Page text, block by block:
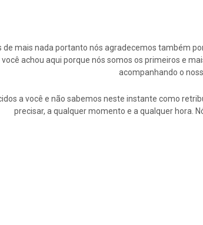
de mais nada portanto nós agradecemos também
achou aqui porque nós somos os primeiros e
acompanhando o
a você e não sabemos neste instante como
precisar, a qualquer momento e a qualquer hora.